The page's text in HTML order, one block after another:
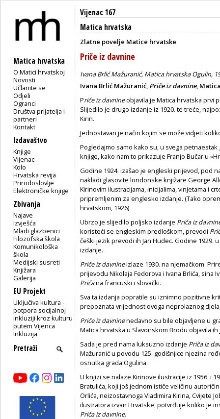
Matica hrvatska
O Matici hrvatskoj
Novosti
Učlanite se
Odjeli
Ogranci
Društva prijatelja i
partneri
Kontakt
Izdavaštvo
Knjige
Vijenac
Kolo
Hrvatska revija
Prirodoslovlje
Elektroničke knjige
Zbivanja
Najave
Izvješća
Mladi glazbenici
Filozofska škola
Komunikološka
škola
Medijski susreti
Knjižara
Galerija
EU Projekt
Uključiva kultura -
potpora socijalnoj
inkluziji kroz kulturu
putem Vijenca
Inkluzija
Vijenac 167
Matica hrvatska
Zlatne povelje Matice hrvatske
Priče iz davnine
Ivana Brlić Mažuranić, Matica hrvatska Ogulin,
Ivana Brlić Mažuranić, Priče iz davnine,
Priče iz davnineobjavila je Matica hrvatska prvi
Slijedilo je drugo izdanje iz 1920. te treće,
Kirin.
Jednostavan je način kojim se može vidjeti
Pogledajmo samo kako su, u svega
knjige, kako nam to prikazuje Franjo Bučar u
Godine 1924. izašao je engleski prijevod, pod
nakladi glasovite londonske knjižare George
Kirinovim ilustracijama, inicijalima, vinjetama i
pripremljenim za englesko izdanje. (Tako
hrvatskom, 1926)
Ubrzo je slijedilo poljsko izdanje Priča iz
koristeći se engleskim predloškom, prevodi
češki jezik prevodi ih Jan Hudec. Godine 1929.
izdanje.
Priče iz davnineizlaze 1930. na njemačkom.
prijevodu Nikolaja Fedorova i Ivana Brlića, sina
Pričana francuski i slovački.
Sva ta izdanja popratile su iznimno pozitivne
prepoznata vrijednost ovoga neprolaznog
Priče iz davninenedavno su bile objavljene u
Matica hrvatska u Slavonskom Brodu objavila ih
Sada je pred nama luksuzno izdanje Priča iz
Mažuranić u povodu 125. godišnjice njezina
osnutka grada Ogulina.
U knjizi se nalaze Kirinove ilustracije iz 1956. i
Bratulića, koji još jednom ističe veličinu
Orlića, neizostavnoga Vladimira Kirina, Cvijete
ilustratora izvan Hrvatske, potvrđuje koliko je
Priča iz davnine.